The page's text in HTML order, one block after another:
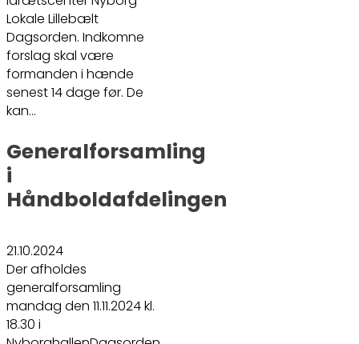
Lokale Lillebælt
Dagsorden. Indkomne
forslag skal være
formanden i hænde
senest 14 dage før. De
kan…
Generalforsamling
i
Håndboldafdelingen
21.10.2024
Der afholdes
generalforsamling
mandag den 11.11.2024 kl.
18.30 i